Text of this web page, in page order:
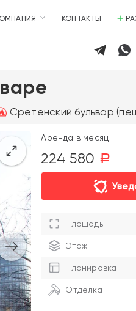
КОНТАКТЫ
Сретенский бульвар
Аренда в месяц :
224 580 a
Площадь
Этаж
Планировка
Отделка